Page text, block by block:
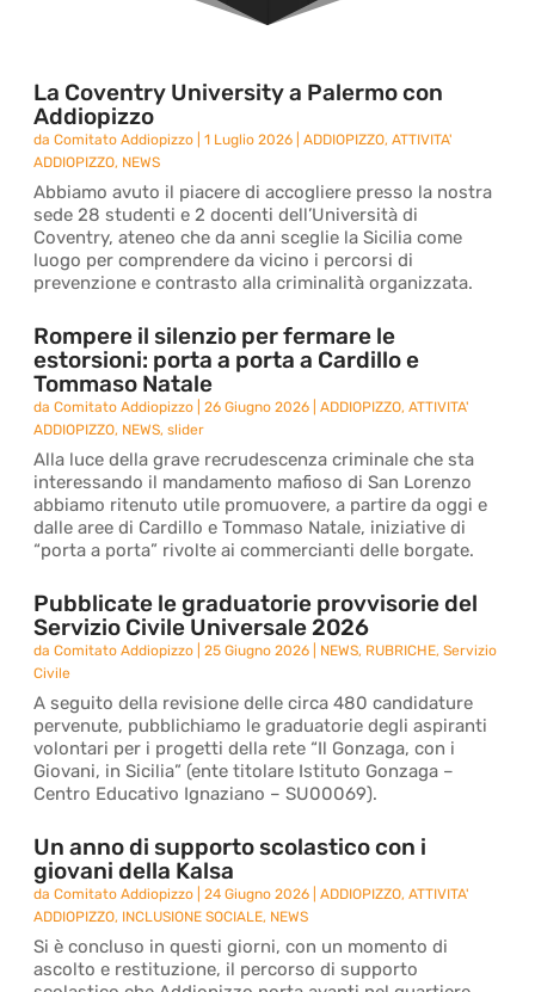
La Coventry University a Palermo con
Addiopizzo
daComitato Addiopizzo |1 Luglio 2026 |ADDIOPIZZO,ATTIVITA'
ADDIOPIZZO, NEWS
Abbiamo avuto il piacere di accogliere presso la nostra
sede 28 studenti e 2 docenti dell’Università di
Coventry, ateneo che da anni sceglie la Sicilia come
luogo per comprendere da vicino i percorsi di
prevenzione e contrasto alla criminalità organizzata.
Rompere il silenzio per fermare le
estorsioni: porta a porta a Cardillo e
Tommaso Natale
daComitato Addiopizzo |26 Giugno 2026 |ADDIOPIZZO,ATTIVITA'
ADDIOPIZZO, NEWS,slider
Alla luce della grave recrudescenza criminale che sta
interessando il mandamento mafioso di San Lorenzo
abbiamo ritenuto utile promuovere, a partire da oggi e
dalle aree di Cardillo e Tommaso Natale, iniziative di
“porta a porta” rivolte ai commercianti delle borgate.
Pubblicate le graduatorie provvisorie del
Servizio Civile Universale 2026
daComitato Addiopizzo |25 Giugno 2026 NEWS, RUBRICHE,Servizio
Civile
A seguito della revisione delle circa 480 candidature
pervenute, pubblichiamo le graduatorie degli aspiranti
volontari per i progetti della rete “Il Gonzaga, con i
Giovani, in Sicilia” (ente titolare Istituto Gonzaga –
Centro Educativo Ignaziano – SU00069).
Un anno di supporto scolastico con i
giovani della Kalsa
daComitato Addiopizzo |24 Giugno 2026 |ADDIOPIZZO,ATTIVITA'
ADDIOPIZZO, INCLUSIONE SOCIALE, NEWS
Si è concluso in questi giorni, con un momento di
ascolto e restituzione, il percorso di supporto